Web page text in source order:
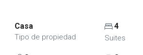
Casa
Tipo de propiedad
4
Suites